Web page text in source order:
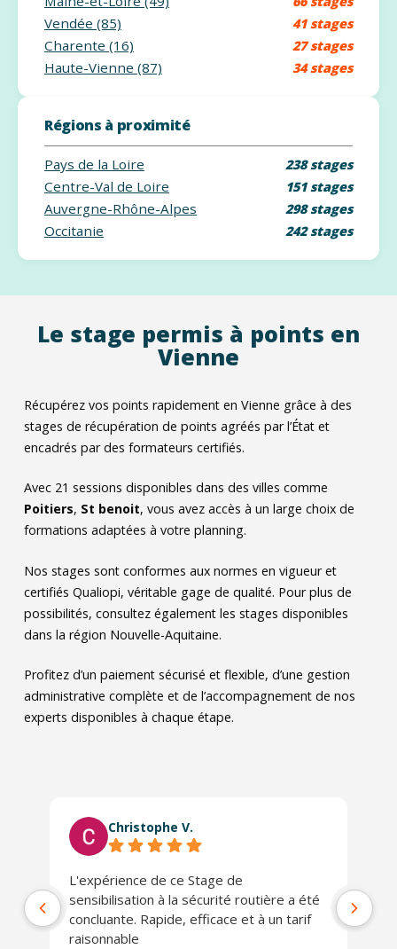
Vendée (85) 41 stages
Charente (16) 27 stages
Haute-Vienne (87) 34 stages
Régions à proximité
Pays de la Loire 238 stages
Centre-Val de Loire 151 stages
Auvergne-Rhône-Alpes 298 stages
Occitanie 242 stages
Le stage permis à points en
Vienne
Récupérez vos points rapidement en Vienne grâce à des
stages de récupération de points agréés par l’État et
encadrés par des formateurs certifiés.
Avec 21 sessions disponibles dans des villes comme
Poitiers, St benoit, vous avez accès à un large choix de
formations adaptées à votre planning.
Nos stages sont conformes aux normes en vigueur et
certifiés Qualiopi, véritable gage de qualité. Pour plus de
possibilités, consultez également les stages disponibles
dans la région Nouvelle-Aquitaine.
Profitez d’un paiement sécurisé et flexible, d’une gestion
administrative complète et de l’accompagnement de nos
experts disponibles à chaque étape.
Christophe V.
L'expérience de ce Stage de
sensibilisation à la sécurité routière a été
concluante. Rapide, efficace et à un tarif
raisonnable